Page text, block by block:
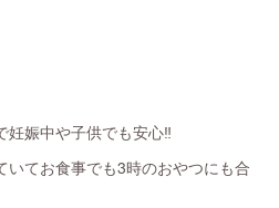
妊娠中や子供でも安心‼︎
いてお食事でも3時のおやつにも合